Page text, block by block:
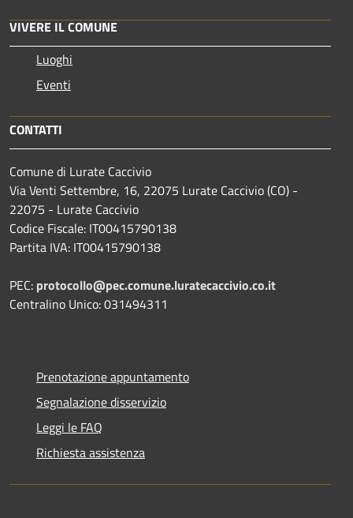
VIVERE IL COMUNE
Luoghi
Eventi
CONTATTI
Comune di Lurate Caccivio
Via Venti Settembre, 16, 22075 Lurate Caccivio (CO) -
22075 - Lurate Caccivio
Codice Fiscale: IT00415790138
Partita IVA: IT00415790138
PEC: protocollo@pec.comune.luratecaccivio.co.it
Centralino Unico: 031494311
Prenotazione appuntamento
Segnalazione disservizio
Leggi le FAQ
Richiesta assistenza